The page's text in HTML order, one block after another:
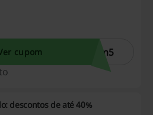
cupom
om5
descontos de até 40%